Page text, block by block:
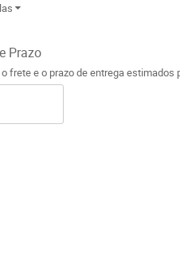
Prazo
frete e o prazo de entrega estimados